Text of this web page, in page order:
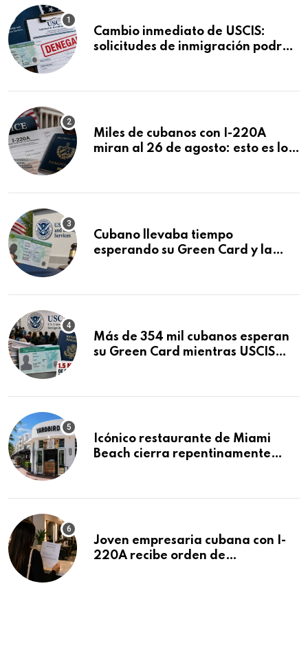
Cambio inmediato de USCIS:
solicitudes de inmigración podrán
Miles de cubanos con I-220A
miran al 26 de agosto: esto es lo
Cubano llevaba tiempo
esperando su Green Card y la
Más de 354 mil cubanos esperan
su Green Card mientras USCIS
Icónico restaurante de Miami
Beach cierra repentinamente
Joven empresaria cubana con I-
220A recibe orden de